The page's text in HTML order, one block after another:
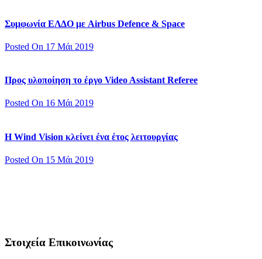
Συμφωνία ΕΛΔΟ με Airbus Defence & Space
Posted On 17 Μάι 2019
Προς υλοποίηση το έργο Video Assistant Referee
Posted On 16 Μάι 2019
Η Wind Vision κλείνει ένα έτος λειτουργίας
Posted On 15 Μάι 2019
Στοιχεία Επικοινωνίας